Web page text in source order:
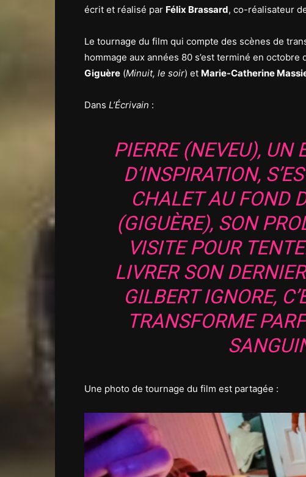
écrit et réalisé par Félix Brassard, co-réalisateur
Le tournage du film qui compte des scènes de
hommage aux années 80 s’est terminé en octobre
Giguère (Minuit, le soir) et Marie-Catherine
Dans L’Écrivain :
PIERRE (NEVEU), UN
D’INSPIRATION,
CHALET AU FOND
(GIGUÈRE), SON
VISITE POUR
LIVRER SON
GILBERT IGNORE,
TRANSFORME
Une photo de tournage du film est partagée :